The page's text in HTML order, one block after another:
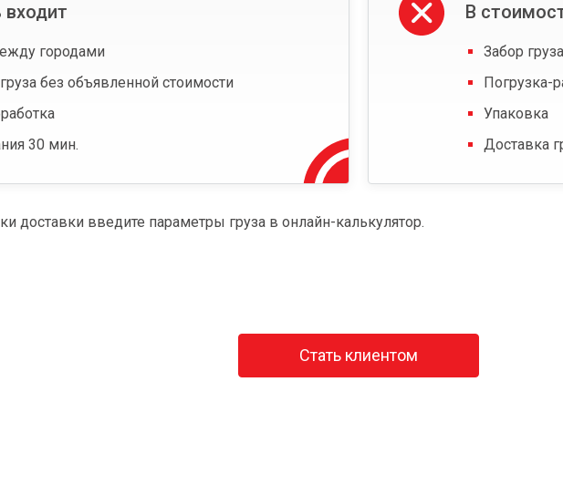
городами
без объявленной стоимости
30 мин.
В
Забор
Погрузка-
Упаковка
Доставка
доставки введите параметры груза в онлайн-калькулятор.
Стать клиентом